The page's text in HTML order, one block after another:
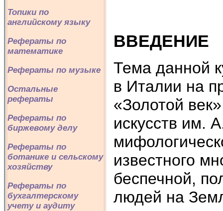
Топики по
английскому языку
Рефераты по
математике
Рефераты по музыке
Остальные
рефераты
Рефераты по
биржевому делу
Рефераты по
ботанике и сельскому
хозяйству
Рефераты по
бухгалтерскому
учету и аудиту
ВВЕДЕНИЕ
Тема данной
в Италии на
«Золотой
искусств им.
известного
беспечной,
людей на